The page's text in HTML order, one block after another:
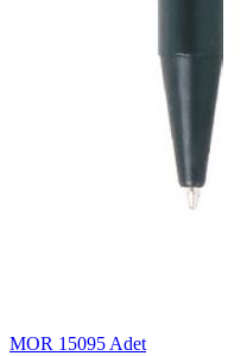
MOR 15095 Adet